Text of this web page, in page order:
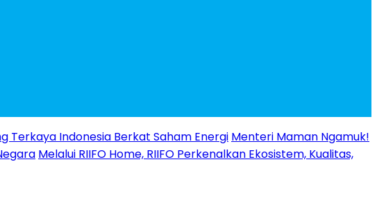
Terkaya Indonesia Berkat Saham Energi Menteri Maman Ngamuk!
Melalui RIIFO Home, RIIFO Perkenalkan Ekosistem, Kualitas,